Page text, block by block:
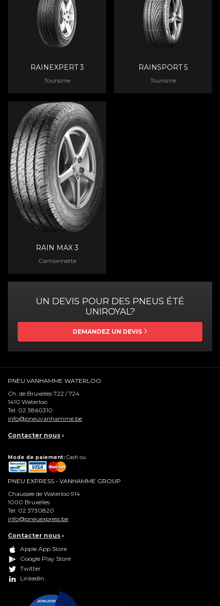
RAINEXPERT 3
Tourisme
RAINSPORT 5
Tourisme
RAIN MAX 3
Camionnette
UN DEVIS POUR DES PNEUS ÉTÉ
UNIROYAL?
DEMANDEZ UN DEVIS
PNEU VANHAMME WATERLOO
Ch. de Bruxelles 722 / 724
1410 Waterloo
Tel: 02 3860310
info@pneuvanhamme.be
Contacter nous ›
Mode de paiement: Cash ou
PNEU EXPRESS - VANHAMME GROUP
Chaussée de Waterloo 914
1000 Bruxelles
Tel: 02 3730820
info@pneuexpress.be
Contacter nous ›
Apple App Store
Google Play Store
Twitter
LinkedIn